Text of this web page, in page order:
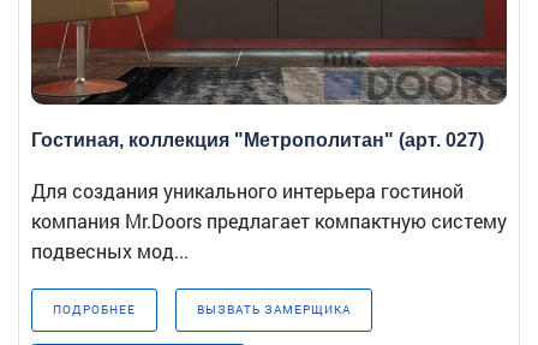
Гостиная, коллекция "Метрополитан" (арт. 027)
Для создания уникального интерьера гостиной
компания Mr.Doors предлагает компактную систему
подвесных мод...
ПОДРОБНЕЕ ВЫЗВАТЬ ЗАМЕРЩИКА